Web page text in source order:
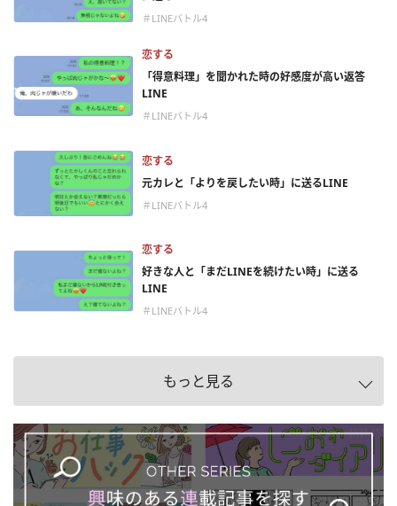
＃LINEバトル4
恋する
「得意料理」を聞かれた時の好感度が高い返答
LINE
＃LINEバトル4
恋する
元カレと「よりを戻したい時」に送るLINE
＃LINEバトル4
恋する
好きな人と「まだLINEを続けたい時」に送る
LINE
＃LINEバトル4
もっと見る